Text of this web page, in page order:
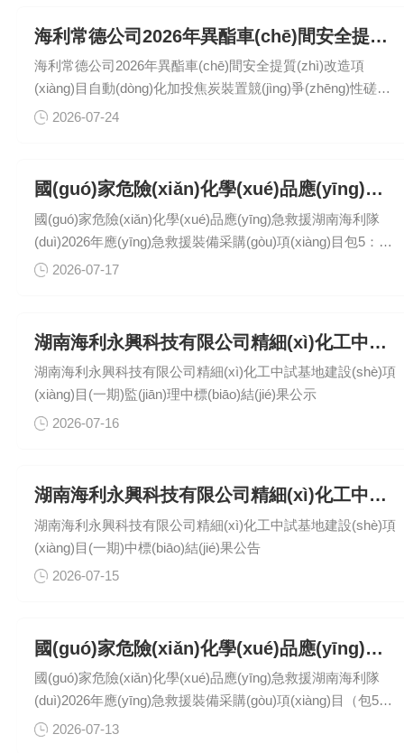
海利常德公司2026年異酯車(chē)間安全提質(zhì)改造項(xiàng)目自動(dòng)化加投焦炭裝置競(jìng)爭(zhēng)性磋商成交公告
海利常德公司2026年異酯車(chē)間安全提質(zhì)改造項
(xiàng)目自動(dòng)化加投焦炭裝置競(jìng)爭(zhēng)性磋商
成交公告
2026-07-24
國(guó)家危險(xiǎn)化學(xué)品應(yīng)急救援湖南海利隊(duì)2026年應(yīng)急救援裝備采購(gòu)項(xiàng)目（包5、包11、包12、包13）(第二次)招標(biāo)中標(biāo)結(jié)果公示
國(guó)家危險(xiǎn)化學(xué)品應(yīng)急救援湖南海利隊
(duì)2026年應(yīng)急救援裝備采購(gòu)項(xiàng)目包5：三
相射流聯(lián)用舉高消防車(chē)（第二次）中標(biāo)結(jié)
11：生活給養(yǎng)保障模塊（宿營(yíng)車(chē)）等（第二
次）中標(biāo)結(jié)果公告國(guó)家危險(xiǎn)化學(xué)品
應(yīng)急救援湖南海利隊(duì)2026年應(yīng)急救援裝備采
購(gòu)項(xiàng)目包12：應(yīng)急救援電源車(chē)（第二
次）中標(biāo)結(jié)果公告國(guó)家危險(xiǎn)化學(xué)品
2026-07-17
湖南海利永興科技有限公司精細(xì)化工中試基地建設(shè)項(xiàng)目(一期) 監(jiān)理中標(biāo)結(jié)果公示
湖南海利永興科技有限公司精細(xì)化工中試基地建設(shè)項
(xiàng)目(一期)監(jiān)理中標(biāo)結(jié)果公示
2026-07-16
湖南海利永興科技有限公司精細(xì)化工中試基地建設(shè)項(xiàng)目(一期) 中標(biāo)結(jié)果公告
湖南海利永興科技有限公司精細(xì)化工中試基地建設(shè)項
(xiàng)目(一期)中標(biāo)結(jié)果公告
2026-07-15
國(guó)家危險(xiǎn)化學(xué)品應(yīng)急救援湖南海利隊(duì)2026年應(yīng)急救援裝備采購(gòu)項(xiàng)目（包5、包11、包12、包13）(第二次)中標(biāo)候選人公示
國(guó)家危險(xiǎn)化學(xué)品應(yīng)急救援湖南海利隊
(duì)2026年應(yīng)急救援裝備采購(gòu)項(xiàng)目（包5：
舉高消防車(chē)）(第二次)中標(biāo)候選人公示國(guó)家危
2026-07-13